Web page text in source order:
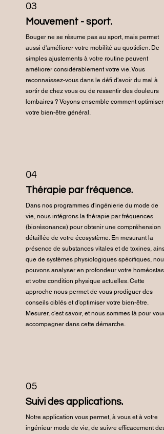
03
Mouvement - sport.
Bouger ne se résume pas au sport, mais permet
aussi d'améliorer votre mobilité au quotidien. De
simples ajustements à votre routine peuvent
améliorer considérablement votre vie. Vous
reconnaissez-vous dans le défi d'avoir du mal à
sortir de chez vous ou de ressentir des douleurs
lombaires ? Voyons ensemble comment optimiser
votre bien-être général.
04
Thérapie par fréquence.
Dans nos programmes d'ingénierie du mode de
vie, nous intégrons la thérapie par fréquences
(biorésonance) pour obtenir une compréhension
détaillée de votre écosystème. En mesurant la
présence de substances vitales et de toxines, ainsi
que de systèmes physiologiques spécifiques, nous
pouvons analyser en profondeur votre
et votre condition physique actuelles. Cette
approche nous permet de vous prodiguer des
conseils ciblés et d'optimiser votre bien-être.
Mesurer, c'est savoir, et nous sommes là pour vous
accompagner dans cette démarche.
05
Suivi des applications.
Notre application vous permet, à vous et à votre
ingénieur mode de vie, de suivre efficacement des